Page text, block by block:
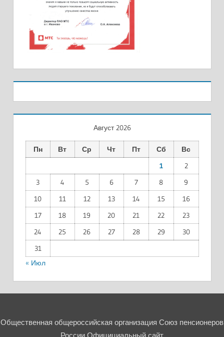
Август 2026
Пн Вт Ср Чт Пт Сб
Вс
1
2
3
4 5 6 7 8
9
10
11 12 13 14 15
16
17
18 19 20 21 22
23
24
25 26 27 28 29
30
31
« Июл
Общественная общероссийская организация Союз пенсионеров